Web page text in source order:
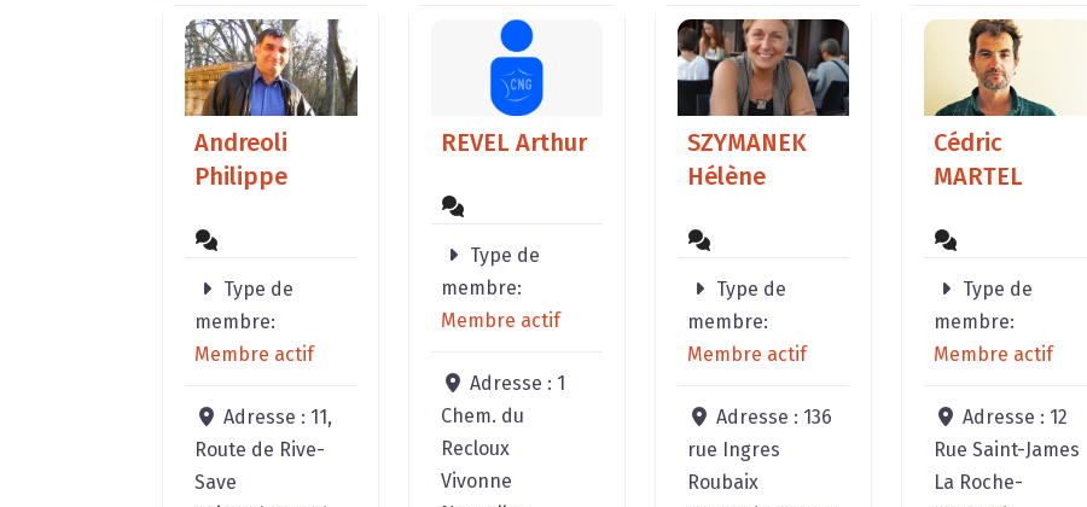
Andreoli
Philippe
Type de
membre:
Membre actif
Adresse : 11,
Route de Rive-
Save
REVEL Arthur
Type de
membre:
Membre actif
Adresse : 1
Chem. du
Recloux
Vivonne
SZYMANEK
Hélène
Type de
membre:
Membre actif
Adresse : 136
rue Ingres
Roubaix
Cédric
MARTEL
Type de
membre:
Membre actif
Adresse : 12
Rue Saint-James
La Roche-